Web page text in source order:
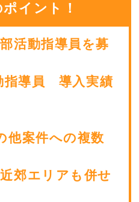
イント！
活動指導員を募
指導員 導入実績
他案件への複数
郊エリアも併せ